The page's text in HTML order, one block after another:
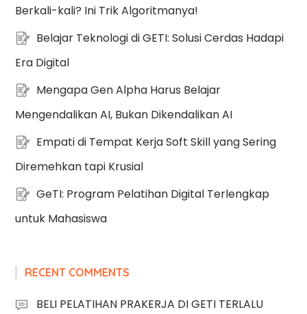
Berkali-kali? Ini Trik Algoritmanya!
Belajar Teknologi di GETI: Solusi Cerdas Hadapi
Era Digital
Mengapa Gen Alpha Harus Belajar
Mengendalikan AI, Bukan Dikendalikan AI
Empati di Tempat Kerja Soft Skill yang Sering
Diremehkan tapi Krusial
GeTI: Program Pelatihan Digital Terlengkap
untuk Mahasiswa
RECENT COMMENTS
BELI PELATIHAN PRAKERJA DI GETI TERLALU